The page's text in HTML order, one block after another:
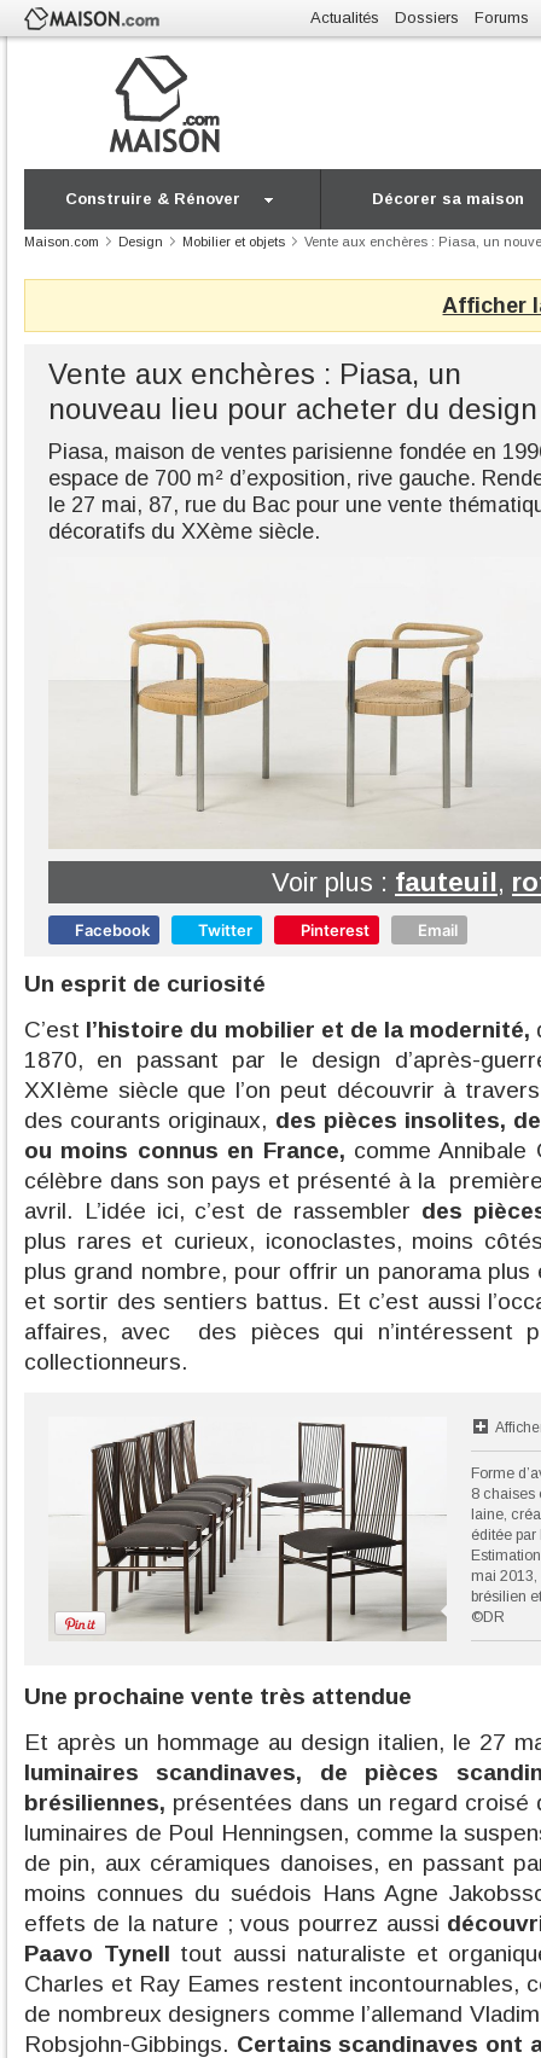
Actualités Dossiers Forums
Construire & Rénover Décorer sa maison
Maison.com Design Mobilier et objets Vente aux enchères : Piasa, un
Afficher
Vente aux enchères : Piasa, un
nouveau lieu pour acheter du design
Piasa, maison de ventes parisienne fondée en
espace de 700 m² d’exposition, rive gauche.
le 27 mai, 87, rue du Bac pour une vente
décoratifs du XXème siècle.
Voir plus : fauteuil,
Facebook Twitter Pinterest Email
Un esprit de curiosité
C’est l’histoire du mobilier et de la modernité,
1870, en passant par le design d’après-
XXIème siècle que l’on peut découvrir à
des courants originaux, des pièces insolites,
ou moins connus en France, comme Annibale
célèbre dans son pays et présenté à la
avril. L’idée ici, c’est de rassembler des
plus rares et curieux, iconoclastes, moins
plus grand nombre, pour offrir un panorama
et sortir des sentiers battus. Et c’est aussi
affaires, avec des pièces qui n’intéressent
collectionneurs.
Forme
8 chaises
laine,
éditée
mai 2013,
brésilien
©DR
Une prochaine vente très attendue
Et après un hommage au design italien, le 27
luminaires scandinaves, de pièces
brésiliennes, présentées dans un regard croisé
luminaires de Poul Henningsen, comme la
de pin, aux céramiques danoises, en passant
moins connues du suédois Hans Agne
effets de la nature ; vous pourrez aussi
Paavo Tynell tout aussi naturaliste et
Charles et Ray Eames restent incontournables,
de nombreux designers comme l’allemand
Robsjohn-Gibbings. Certains scandinaves ont